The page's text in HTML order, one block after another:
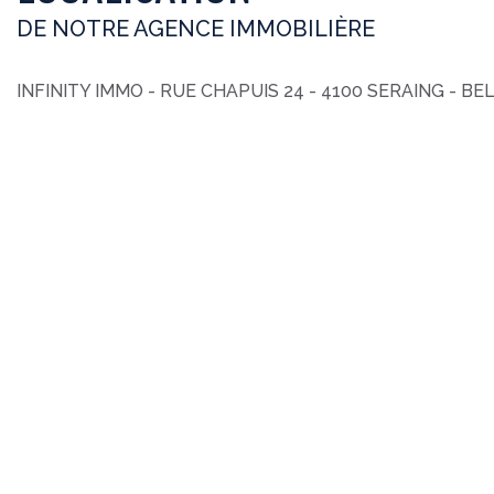
DE NOTRE AGENCE IMMOBILIÈRE
INFINITY IMMO - RUE CHAPUIS 24 - 4100 SERAING -